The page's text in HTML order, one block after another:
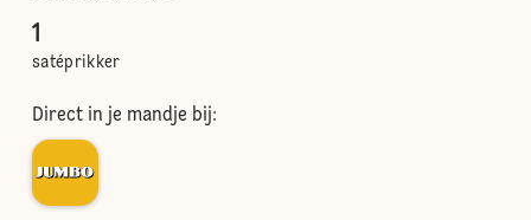
1
satéprikker
Direct in je mandje bij: